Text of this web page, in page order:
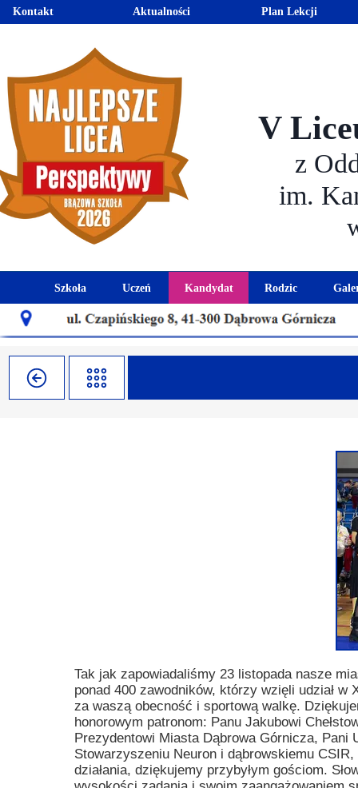
Tak jak zapowiadaliśmy 23 listopada nasze
ponad 400 zawodników, którzy wzięli udział w
za waszą obecność i sportową walkę.
honorowym patronom: Panu Jakubowi
Prezydentowi Miasta Dąbrowa Górnicza, Pani
Stowarzyszeniu Neuron i dąbrowskiemu
działania, dziękujemy przybyłym gościom.
Rodzic
Harmonogram
Szkoła
Historia szkoły
Misja szkoły
Uczeń
Kalendarz roku szkolnego
Gabinet PZiPP
Wyszukiwarka uczelni
Przerwy szkolne
Kandydat
Aktualności dla
Dlaczego Zamoyski?
System rekrutacji
V
z
im.
Plan Lekcji
Aktualności
Kontakt